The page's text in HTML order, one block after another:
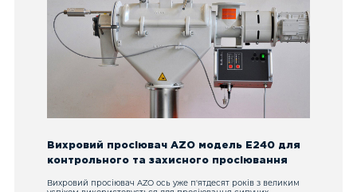
Вихровий просіювач AZO модель E240 для
контрольного та захисного просіювання
Вихровий просіювач AZO ось уже п'ятдесят років з великим